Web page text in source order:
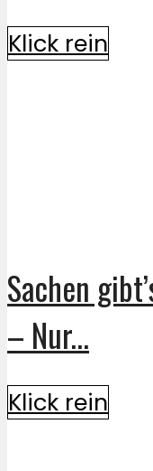
Klick rein
Sachen
– Nur...
Klick rein